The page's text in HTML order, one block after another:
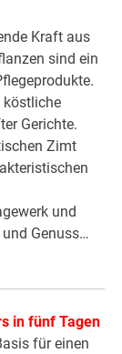
Kraft aus
sind ein
köstliche
Gerichte.
Zimt
und
Genuss…
in fünf Tagen
für einen